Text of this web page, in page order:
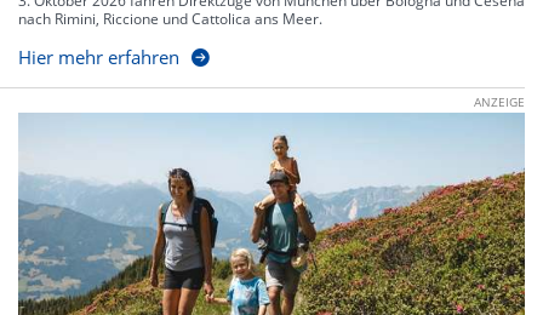
nach Rimini, Riccione und Cattolica ans Meer.
Hier mehr erfahren
ANZEIGE